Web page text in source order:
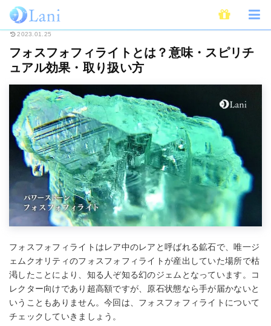
ホーム スピリチュアル フォスフォフィライトとは？意
2023.01.25
フォスフォフィライトとは？意味・スピリチ
ュアル効果・取り扱い方
フォスフォフィライトはレア中のレアと呼ばれる鉱石で、唯一ジ
ェムクオリティのフォスフォフィライトが産出していた場所で枯
渇したことにより、知る人ぞ知る幻のジェムとなっています。コ
レクター向けであり超高額ですが、原石状態なら手が届かないと
いうこともありません。今回は、フォスフォフィライトについて
チェックしていきましょう。